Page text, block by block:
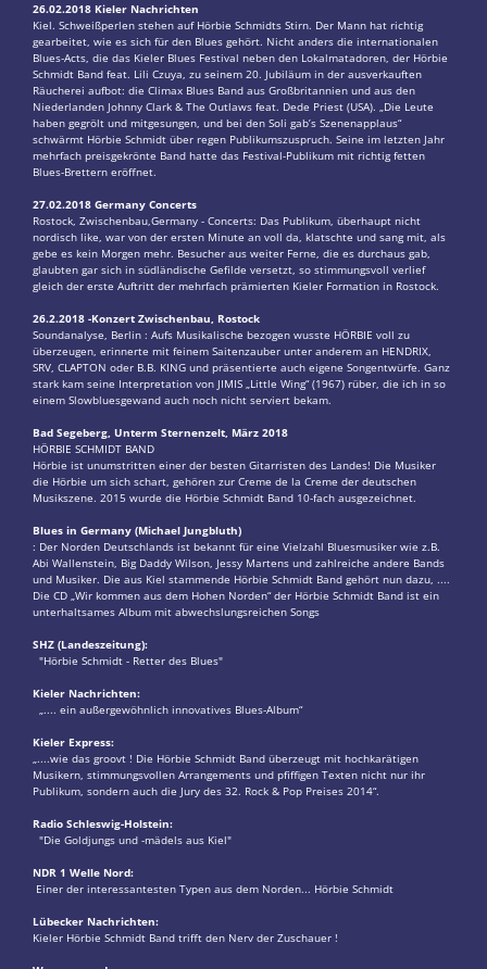
26.02.2018 Kieler Nachrichten
Kiel. Schweißperlen stehen auf Hörbie Schmidts Stirn. Der Mann hat richtig
gearbeitet, wie es sich für den Blues gehört. Nicht anders die internationalen
Blues-Acts, die das Kieler Blues Festival neben den Lokalmatadoren, der Hörbie
Schmidt Band feat. Lili Czuya, zu seinem 20. Jubiläum in der ausverkauften
Räucherei aufbot: die Climax Blues Band aus Großbritannien und aus den
Niederlanden Johnny Clark & The Outlaws feat. Dede Priest (USA). „Die Leute
haben gegrölt und mitgesungen, und bei den Soli gab’s Szenenapplaus“
schwärmt Hörbie Schmidt über regen Publikumszuspruch. Seine im letzten Jahr
mehrfach preisgekrönte Band hatte das Festival-Publikum mit richtig fetten
Blues-Brettern eröffnet.
27.02.2018 Germany Concerts
Rostock, Zwischenbau,Germany - Concerts: Das Publikum, überhaupt nicht
nordisch like, war von der ersten Minute an voll da, klatschte und sang mit, als
gebe es kein Morgen mehr. Besucher aus weiter Ferne, die es durchaus gab,
glaubten gar sich in südländische Gefilde versetzt, so stimmungsvoll verlief
gleich der erste Auftritt der mehrfach prämierten Kieler Formation in Rostock.
26.2.2018 -Konzert Zwischenbau, Rostock
Soundanalyse, Berlin : Aufs Musikalische bezogen wusste HÖRBIE voll zu
überzeugen, erinnerte mit feinem Saitenzauber unter anderem an HENDRIX,
SRV, CLAPTON oder B.B. KING und präsentierte auch eigene Songentwürfe. Ganz
stark kam seine Interpretation von JIMIS „Little Wing“ (1967) rüber, die ich in so
einem Slowbluesgewand auch noch nicht serviert bekam.
Bad Segeberg, Unterm Sternenzelt, März 2018
HÖRBIE SCHMIDT BAND
Hörbie ist unumstritten einer der besten Gitarristen des Landes! Die Musiker
die Hörbie um sich schart, gehören zur Creme de la Creme der deutschen
Musikszene. 2015 wurde die Hörbie Schmidt Band 10-fach ausgezeichnet.
Blues in Germany (Michael Jungbluth)
: Der Norden Deutschlands ist bekannt für eine Vielzahl Bluesmusiker wie z.B.
Abi Wallenstein, Big Daddy Wilson, Jessy Martens und zahlreiche andere Bands
und Musiker. Die aus Kiel stammende Hörbie Schmidt Band gehört nun dazu, ....
Die CD „Wir kommen aus dem Hohen Norden“ der Hörbie Schmidt Band ist ein
unterhaltsames Album mit abwechslungsreichen Songs
SHZ (Landeszeitung):
"Hörbie Schmidt - Retter des Blues"
Kieler Nachrichten:
„.... ein außergewöhnlich innovatives Blues-Album“
Kieler Express:
„....wie das groovt ! Die Hörbie Schmidt Band überzeugt mit hochkarätigen
Musikern, stimmungsvollen Arrangements und pfiffigen Texten nicht nur ihr
Publikum, sondern auch die Jury des 32. Rock & Pop Preises 2014“.
Radio Schleswig-Holstein:
"Die Goldjungs und -mädels aus Kiel"
NDR 1 Welle Nord:
Einer der interessantesten Typen aus dem Norden... Hörbie Schmidt
Lübecker Nachrichten:
Kieler Hörbie Schmidt Band trifft den Nerv der Zuschauer !